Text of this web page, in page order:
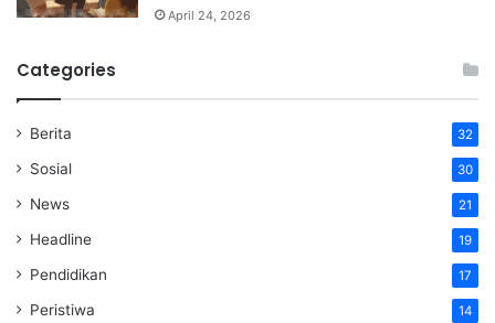
April 24, 2026
Categories
Berita 32
Sosial 30
News 21
Headline 19
Pendidikan 17
Peristiwa 14